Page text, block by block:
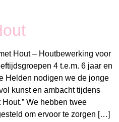
Hout – Houtbewerking voor
4 t.e.m. 6 jaar en
Helden nodigen we de jonge
kunst en ambacht tijdens
We hebben twee
om ervoor te zorgen […]